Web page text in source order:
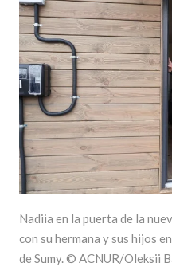
Nadiia en la puerta de la
con su hermana y sus hijos
de Sumy. © ACNUR/Oleksii